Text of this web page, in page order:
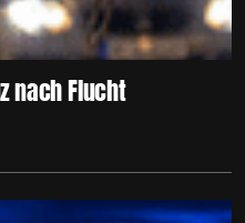
nach Flucht